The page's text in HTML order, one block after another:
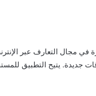
جديدة. يتيح التطبيق